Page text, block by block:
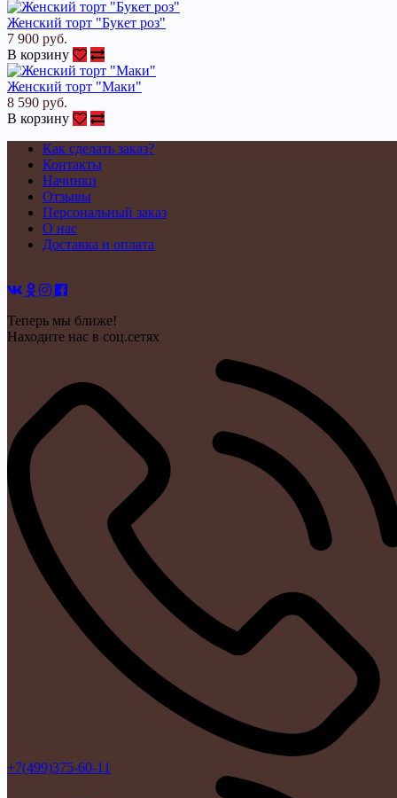
Женский торт "Букет роз"
7 900 руб.
В корзину
Женский торт "Маки"
8 590 руб.
В корзину
Как сделать заказ?
Контакты
Начинки
Отзывы
Персональный заказ
О нас
Доставка и оплата
Теперь мы ближе!
Находите нас в соц.сетях
+7(499)375-60-11